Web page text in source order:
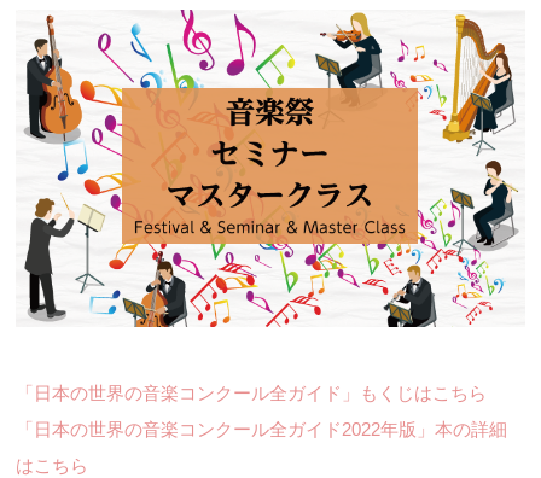
「日本の世界の音楽コンクール全ガイド」もくじはこちら
「日本の世界の音楽コンクール全ガイド2022年版」本の詳細
はこちら